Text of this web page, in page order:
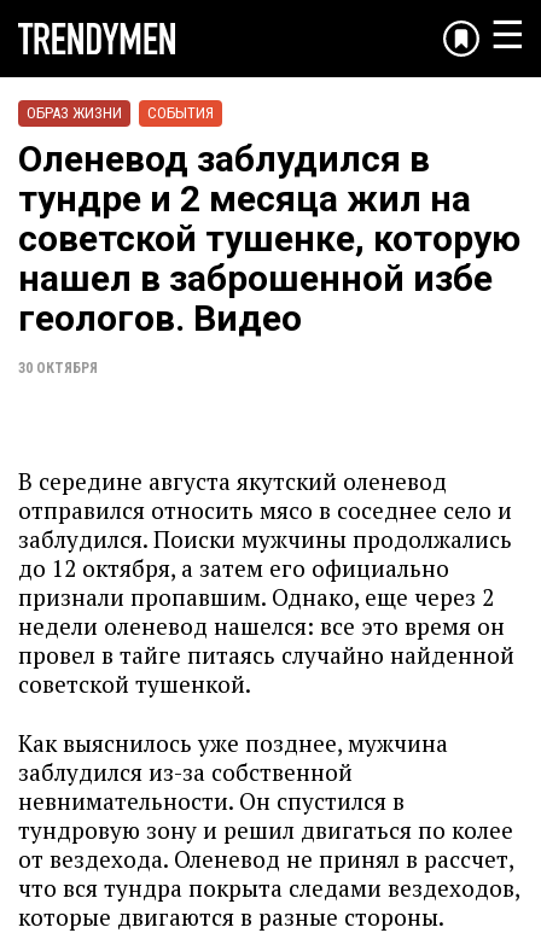
☰
ОБРАЗ ЖИЗНИ СОБЫТИЯ
Оленевод заблудился в
тундре и 2 месяца жил на
советской тушенке, которую
нашел в заброшенной избе
геологов. Видео
30 ОКТЯБРЯ
В середине августа якутский оленевод
отправился относить мясо в соседнее село и
заблудился. Поиски мужчины продолжались
до 12 октября, а затем его официально
признали пропавшим. Однако, еще через 2
недели оленевод нашелся: все это время он
провел в тайге питаясь случайно найденной
советской тушенкой.
Как выяснилось уже позднее, мужчина
заблудился из-за собственной
невнимательности. Он спустился в
тундровую зону и решил двигаться по колее
от вездехода. Оленевод не принял в рассчет,
что вся тундра покрыта следами вездеходов,
которые двигаются в разные стороны.